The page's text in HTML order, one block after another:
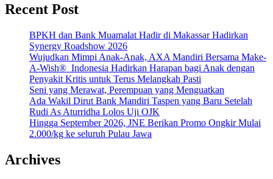
Recent Post
BPKH dan Bank Muamalat Hadir di Makassar Hadirkan
Synergy Roadshow 2026
Wujudkan Mimpi Anak-Anak, AXA Mandiri Bersama Make-
A-Wish® Indonesia Hadirkan Harapan bagi Anak dengan
Penyakit Kritis untuk Terus Melangkah Pasti
Seni yang Merawat, Perempuan yang Menguatkan
Ada Wakil Dirut Bank Mandiri Taspen yang Baru Setelah
Rudi As Aturridha Lolos Uji OJK
Hingga September 2026, JNE Berikan Promo Ongkir Mulai
2.000/kg ke seluruh Pulau Jawa
Archives